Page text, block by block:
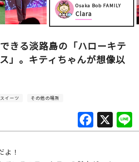
Osaka Bob FAMILY
Clara
きる淡路島の「ハローキテ
」。キティちゃんが想像以
F
a
X
スイーツ
その他の場所
よ！